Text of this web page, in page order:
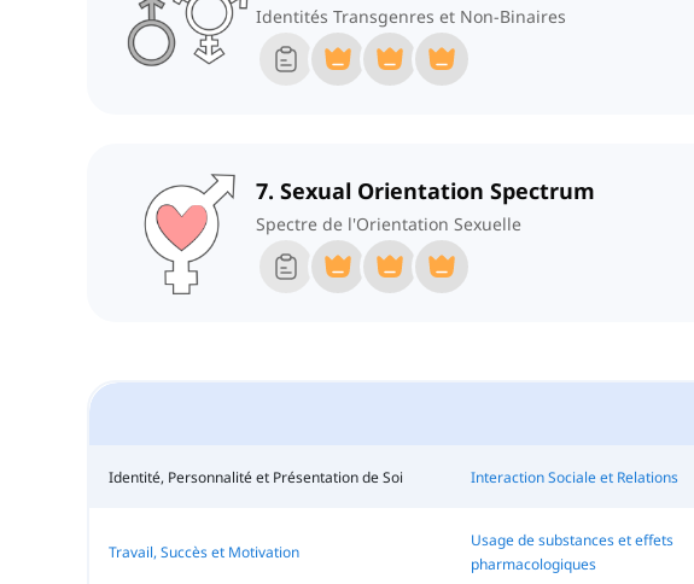
Identités Transgenres et Non-Binaires
7. Sexual Orientation Spectrum
Spectre de l'Orientation Sexuelle
Identité, Personnalité et Présentation de Soi Interaction Sociale et Relations
Travail, Succès et Motivation
Usage de substances et effets
pharmacologiques